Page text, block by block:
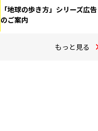
「地球の歩き方」シリーズ広告
のご案内
もっと見る